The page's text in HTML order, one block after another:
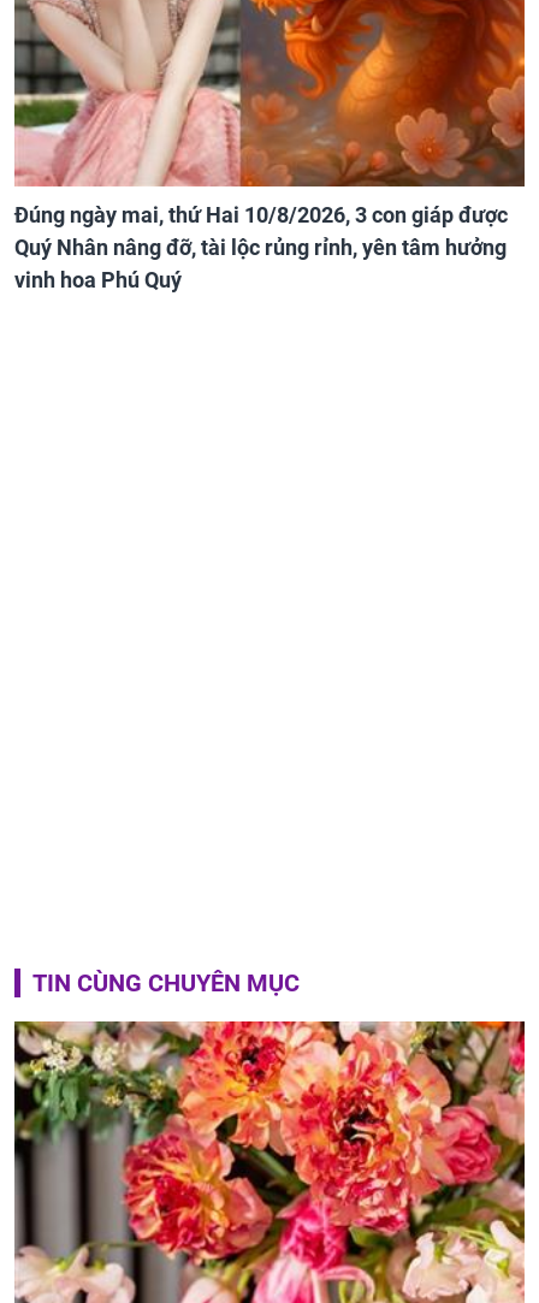
Đúng ngày mai, thứ Hai 10/8/2026, 3 con giáp được
Quý Nhân nâng đỡ, tài lộc rủng rỉnh, yên tâm hưởng
vinh hoa Phú Quý
TIN CÙNG CHUYÊN MỤC